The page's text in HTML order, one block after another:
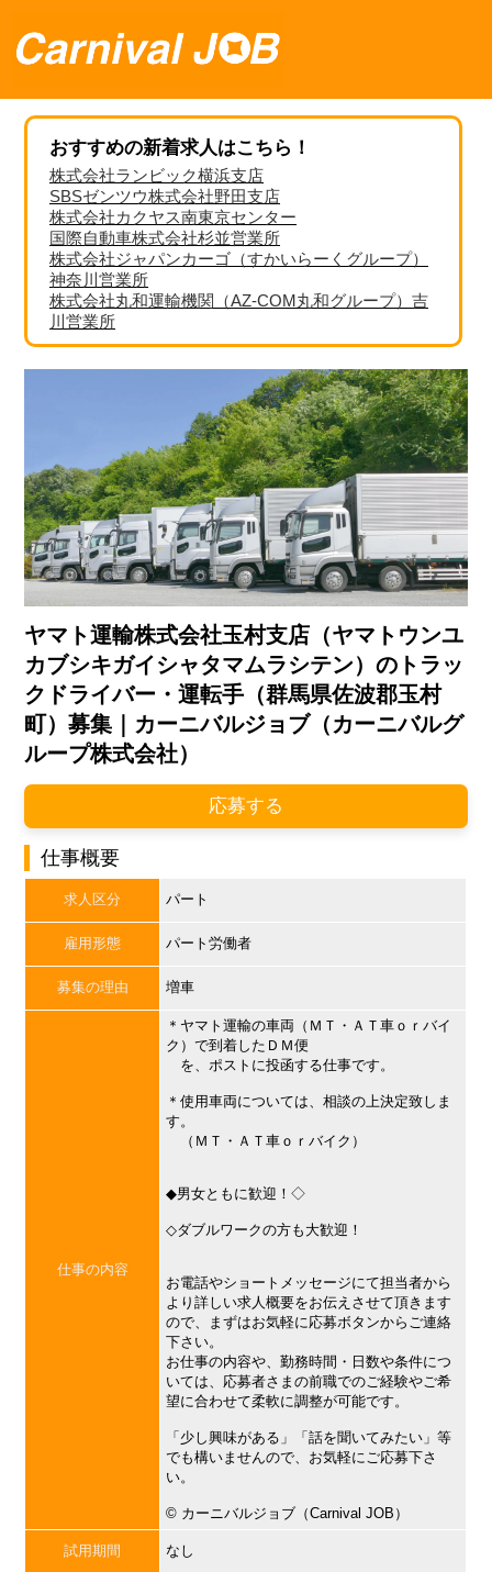
おすすめの新着求人はこちら！
株式会社ランビック横浜支店
SBSゼンツウ株式会社野田支店
株式会社カクヤス南東京センター
国際自動車株式会社杉並営業所
株式会社ジャパンカーゴ（すかいらーくグループ）
神奈川営業所
株式会社丸和運輸機関（AZ-COM丸和グループ）吉
川営業所
ヤマト運輸株式会社玉村支店（ヤマトウンユ
カブシキガイシャタマムラシテン）のトラッ
クドライバー・運転手（群馬県佐波郡玉村
町）募集｜カーニバルジョブ（カーニバルグ
ループ株式会社）
応募する
仕事概要
求人区分 パート
雇用形態 パート労働者
募集の理由 増車
仕事の内容
＊ヤマト運輸の車両（ＭＴ・ＡＴ車ｏｒバイ
ク）で到着したＤＭ便
を、ポストに投函する仕事です。
＊使用車両については、相談の上決定致しま
す。
（ＭＴ・ＡＴ車ｏｒバイク）
◆男女ともに歓迎！◇
◇ダブルワークの方も大歓迎！
お電話やショートメッセージにて担当者から
より詳しい求人概要をお伝えさせて頂きます
ので、まずはお気軽に応募ボタンからご連絡
下さい。
お仕事の内容や、勤務時間・日数や条件につ
いては、応募者さまの前職でのご経験やご希
望に合わせて柔軟に調整が可能です。
「少し興味がある」「話を聞いてみたい」等
でも構いませんので、お気軽にご応募下さ
い。
©︎ カーニバルジョブ（Carnival JOB）
試用期間 なし